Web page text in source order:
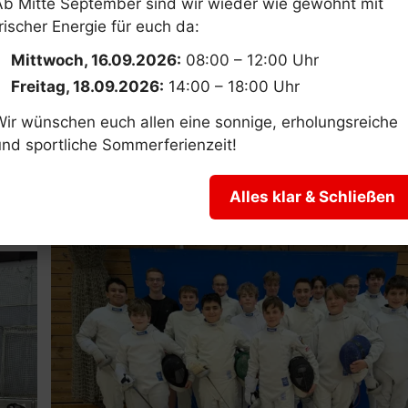
Fechten. Jugend
beim Bezirkslehrgang
Energie für euch da:
Mittwoch, 16.09.2026: 08:00 – 12:00 Uhr
Freitag, 18.09.2026: 14:00 – 18:00 Uhr
wünschen euch allen eine sonnige, erholungsreiche
sportliche Sommerferienzeit!
Alles klar & Schließen